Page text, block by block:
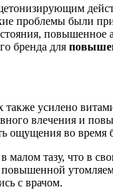
проблемы были
повышенное
бренда для
также усилено
влечения и
ощущения во время
тазу, что в
с врачом.